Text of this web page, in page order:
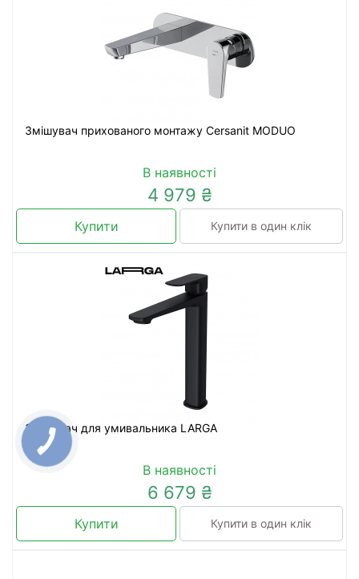
Змішувач прихованого монтажу Cersanit MODUO
В наявності
4 979 ₴
Купити Купити в один клік
Змішувач для умивальника LARGA
В наявності
6 679 ₴
Купити Купити в один клік